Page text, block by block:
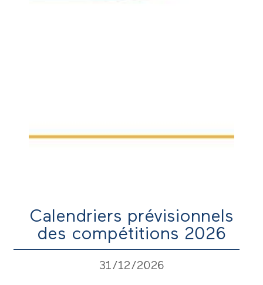
Calendriers prévisionnels
des compétitions 2026
31/12/2026